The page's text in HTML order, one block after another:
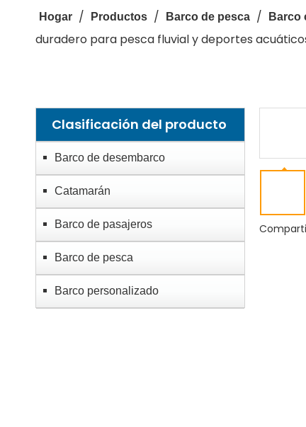
Hogar / Productos / Barco de pesca / Barco
duradero para pesca fluvial y deportes
Clasificación del producto
Barco de desembarco
Catamarán
Barco de pasajeros
Barco de pesca
Barco personalizado